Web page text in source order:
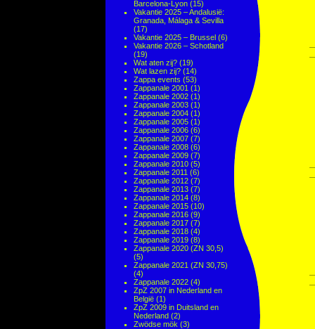
Barcelona-Lyon (15)
Vakantie 2025 – Andalusië:
Granada, Málaga & Sevilla
(17)
Vakantie 2025 – Brussel (6)
Vakantie 2026 – Schotland
(19)
Wat aten zij? (19)
Wat lazen zij? (14)
Zappa events (53)
Zappanale 2001 (1)
Zappanale 2002 (1)
Zappanale 2003 (1)
Zappanale 2004 (1)
Zappanale 2005 (1)
Zappanale 2006 (6)
Zappanale 2007 (7)
Zappanale 2008 (6)
Zappanale 2009 (7)
Zappanale 2010 (5)
Zappanale 2011 (6)
Zappanale 2012 (7)
Zappanale 2013 (7)
Zappanale 2014 (8)
Zappanale 2015 (10)
Zappanale 2016 (9)
Zappanale 2017 (7)
Zappanale 2018 (4)
Zappanale 2019 (8)
Zappanale 2020 (ZN 30,5)
(5)
Zappanale 2021 (ZN 30,75)
(4)
Zappanale 2022 (4)
ZpZ 2007 in Nederland en
België (1)
ZpZ 2009 in Duitsland en
Nederland (2)
Zwödse mök (3)